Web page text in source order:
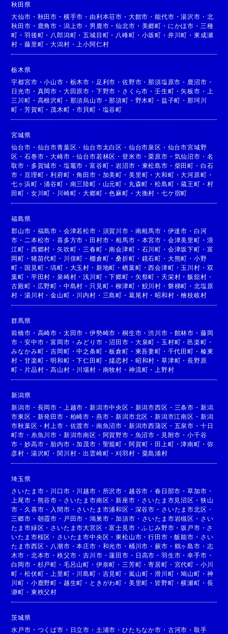
秋田県
大仙市 ・ 秋田市 ・ 横手市 ・ 由利本荘市 ・ 大館市 ・能代市 ・湯沢市 ・ 北
秋田市 ・ 鹿角市 ・ 潟上市 ・ 男鹿市 ・仙北市 ・ 美郷町 ・ にかほ市 ・ 三種
町 ・羽後町 ・ 八郎潟町 ・五城目町 ・ 八峰町 ・ 小坂町 ・ 井川町 ・ 東成瀬
村 ・藤里町 ・大潟村 ・ 上小阿仁村
栃木県
宇都宮市 ・小山市 ・ 栃木市 ・ 足利市 ・佐野市 ・那須塩原市 ・ 鹿沼市 ・
日光市 ・ 真岡市 ・ 大田原市 ・ 下野市 ・ さくら市 ・壬生町 ・矢板市 ・
上
三川町 ・ 高根沢町 ・ 那須烏山市 ・那須町 ・ 野木町 ・ 益子町 ・那珂川
町 ・芳賀町 ・ 茂木町 ・市貝町 ・ 塩谷町
宮城県
仙台市 ・ 仙台市青葉区 ・仙台市太白区 ・ 仙台市泉区 ・ 仙台市宮城野
区 ・石巻市 ・大崎市 ・仙台市若林区 ・登米市 ・栗原市 ・ 気仙沼市 ・ 名
取市 ・ 多賀城市 ・ 塩竈市 ・富谷町 ・岩沼市 ・ 東松島市 ・ 柴田町 ・ 白石
市 ・ 亘理町 ・利府町 ・角田市 ・ 加美町 ・ 美里町 ・大和町 ・大河原町 ・
七ヶ浜町 ・涌谷町 ・ 南三陸町 ・ 山元町 ・ 丸森町 ・松島町 ・蔵王町 ・ 村
田町 ・ 女川町 ・ 川崎町 ・大郷町 ・色麻町 ・ 大衡村 ・ 七ケ宿町
福島県
郡山市 ・ 福島市 ・ 会津若松市 ・ 須賀川市 ・ 南相馬市 ・ 伊達市 ・ 白河
市 ・ 二本松市 ・喜多方市 ・ 田村市 ・相馬市 ・ 本宮市 ・ 会津美里町 ・ 浪
江町 ・ 西郷村 ・矢吹町 ・ 三春町 ・南会津町 ・ 石川町 ・ 会津坂下町 ・ 富
岡町 ・ 猪苗代町 ・ 川俣町 ・棚倉町 ・桑折町 ・ 鏡石町 ・ 大熊町 ・ 小野
町 ・ 国見町 ・塙町 ・ 大玉村 ・ 新地町 ・楢葉町 ・西会津町 ・ 玉川村 ・ 双
葉町 ・ 平田村 ・ 泉崎村 ・浅川町 ・下郷町 ・ 矢祭町 ・ 天栄村 ・飯舘村 ・
古殿町 ・ 広野町 ・ 中島村 ・ 只見町 ・柳津町 ・ 鮫川村 ・ 磐梯町 ・ 北塩原
村 ・湯川村 ・金山町 ・ 川内村 ・ 三島町 ・ 葛尾村 ・昭和村 ・檜枝岐村
群馬県
前橋市 ・ 高崎市 ・ 太田市 ・伊勢崎市 ・桐生市 ・渋川市 ・ 館林市 ・ 藤岡
市 ・安中市 ・富岡市 ・みどり市 ・沼田市 ・ 大泉町 ・ 玉村町 ・邑楽町 ・
みなかみ町 ・吉岡町 ・中之条町 ・板倉町 ・ 東吾妻町 ・ 千代田町 ・ 榛東
村 ・甘楽町 ・明和町 ・下仁田町 ・嬬恋村 ・ 昭和村 ・ 草津町 ・長野原
町 ・ 片品村 ・高山村 ・ 川場村 ・ 南牧村 ・ 神流町 ・ 上野村
新潟県
新潟市 ・ 長岡市 ・ 上越市 ・新潟市中央区 ・ 新潟市西区 ・ 三条市 ・ 新潟
市東区 ・ 新発田市 ・ 柏崎市 ・ 燕市 ・新潟市北区 ・新潟市江南区 ・ 新潟
市秋葉区 ・村上市 ・ 佐渡市 ・ 南魚沼市 ・ 新潟市西蒲区 ・ 五泉市 ・ 十日
町市 ・ 糸魚川市 ・ 新潟市南区 ・ 阿賀野市 ・ 魚沼市 ・ 見附市 ・小千谷
市 ・妙高市 ・ 胎内市 ・加茂市 ・ 聖籠町 ・ 阿賀町 ・ 田上町 ・津南町 ・ 弥
彦村 ・ 湯沢町 ・関川村 ・出雲崎町 ・刈羽村 ・ 粟島浦村
埼玉県
さいたま市 ・ 川口市 ・ 川越市 ・ 所沢市 ・ 越谷市 ・春日部市 ・草加市 ・
上尾市 ・ 熊谷市 ・ さいたま市南区 ・新座市 ・ さいたま市見沼区 ・ 狭山
市 ・ 久喜市 ・ 入間市 ・ さいたま市浦和区 ・ 深谷市 ・ さいたま市北区 ・
三郷市 ・ 朝霞市 ・ 戸田市 ・鴻巣市 ・加須市 ・ さいたま市岩槻区 ・ さい
たま市緑区 ・ さいたま市大宮区 ・富士見市 ・ふじみ野市 ・坂戸市 ・ さ
いたま市桜区 ・ さいたま市中央区 ・東松山市 ・行田市 ・飯能市 ・ さい
たま市西区 ・ 八潮市 ・本庄市 ・ 和光市 ・ 桶川市 ・蕨市 ・ 鶴ヶ島市 ・ 志
木市 ・ 北本市 ・秩父市 ・吉川市 ・蓮田市 ・ 日高市 ・ 羽生市 ・幸手市 ・
白岡市 ・ 杉戸町 ・ 毛呂山町 ・ 伊奈町 ・ 三芳町 ・寄居町 ・ 宮代町 ・ 小川
町 ・松伏町 ・ 上里町 ・ 川島町 ・ 吉見町 ・ 嵐山町 ・滑川町 ・鳩山町 ・ 神
川町 ・ 小鹿野町 ・ 越生町 ・ ときがわ町 ・ 美里町 ・ 皆野町 ・横瀬町 ・ 長
瀞町 ・ 東秩父村
茨城県
水戸市 ・ つくば市 ・ 日立市 ・ 土浦市 ・ひたちなか市 ・ 古河市 ・ 取手